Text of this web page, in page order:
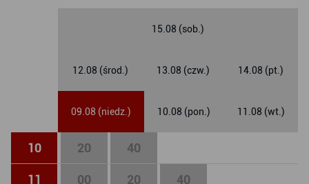
09.08 (niedz.) 10.08 (pon.) 11.08 (wt.)
12.08 (środ.) 13.08 (czw.) 14.08 (pt.)
15.08 (sob.)
10 20 40
11 00 20 40